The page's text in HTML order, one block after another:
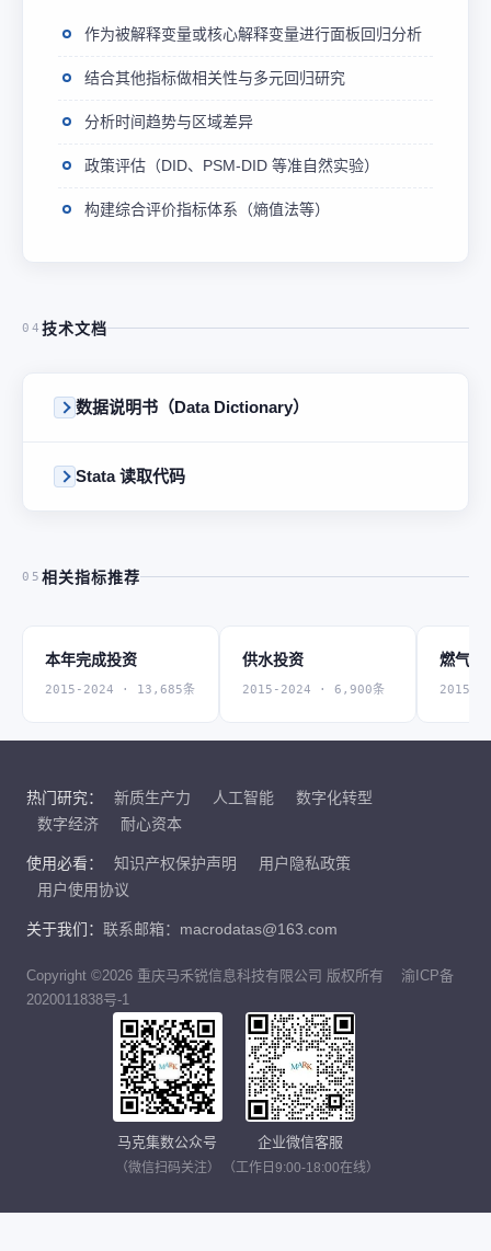
作为被解释变量或核心解释变量进行面板回归分析
结合其他指标做相关性与多元回归研究
分析时间趋势与区域差异
政策评估（DID、PSM-DID 等准自然实验）
构建综合评价指标体系（熵值法等）
04 技术文档
数据说明书（Data Dictionary）
Stata 读取代码
05 相关指标推荐
本年完成投资
2015-2024 · 13,685条
供水投资
2015-2024 · 6,900条
燃气投
2015-
热门研究： 新质生产力 人工智能
数字化转型
数字经济
耐心资本
使用必看： 知识产权保护声明
用户隐私政策
用户使用协议
关于我们： 联系邮箱：macrodatas@163.com
Copyright ©2026 重庆马禾锐信息科技有限公司 版权所有
渝ICP备
2020011838号-1
马克集数公众号
（微信扫码关注）
企业微信客服
（工作日9:00-18:00在线）